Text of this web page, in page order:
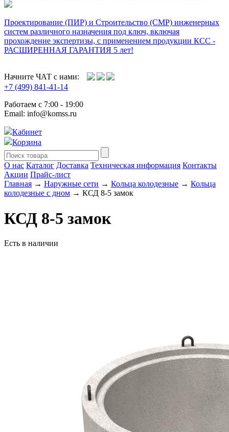
Проектирование (ПИР) и Cтроительство (СМР) инженерных
систем различного назначения под ключ, включая
прохождение экспертизы, с применением продукции КСС -
РАСШИРЕННАЯ ГАРАНТИЯ 5 лет!
Начните ЧАТ с нами:
+7 (499) 841-41-14
Работаем с 7:00 - 19:00
Email: info@komss.ru
Кабинет
Корзина
О нас Каталог Доставка Техническая информация Контакты
Акции Прайс-лист
Главная → Наружные сети → Кольца колодезные → Кольца
колодезные с дном → КСД 8-5 замок
КСД 8-5 замок
Есть в наличии